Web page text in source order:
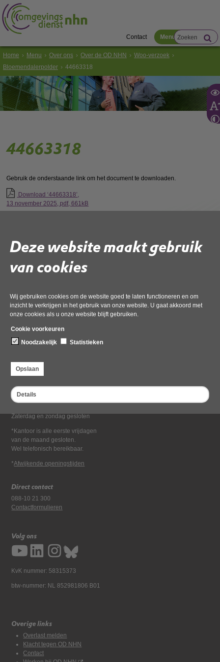
Deze website maakt gebruik
van cookies
Wij gebruiken cookies om de website goed te laten functioneren en om
inzicht te verkrijgen in het gebruik van onze website. U gaat akkoord met
onze cookies als u onze website blijft gebruiken.
Cookie voorkeuren
Noodzakelijk
Statistieken
Opslaan
Details
Contact Menu
Home Menu Over ons Over de OD NHN
Woo-verzoek
Bloemendalerpolder
44663318
44663318
Gebruik de onderstaande link om het document te downloaden.
Download ‘44663318’,
13 november 2025, pdf, 661kB
Bezoekadres
Dampten 2, 1624 NR Hoorn
Postbus 2095, 1620 EB Hoorn
Openingstijden kantoor
Maandag tot en met vrijdag*
van 08:00 tot 16:30
Zaterdag en zondag gesloten
*Kantoor is alle eerste vrijdagen
van de maand gesloten.
Wel telefonisch bereikbaar.
*Afwijkende openingstijden
Direct contact
088-10 21 300
Contactformulieren
Volg ons
KvK nummer: 58315373
btw-nummer: NL 852981806 B01
Overige links
Overlast melden
Klacht tegen OD NHN
Contact